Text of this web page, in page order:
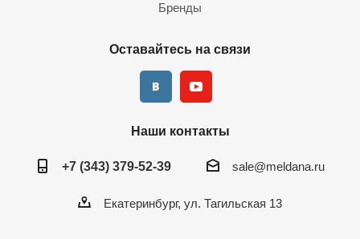
Бренды
Оставайтесь на связи
Наши контакты
+7 (343) 379-52-39 sale@meldana.ru
Екатеринбург, ул. Тагильская 13